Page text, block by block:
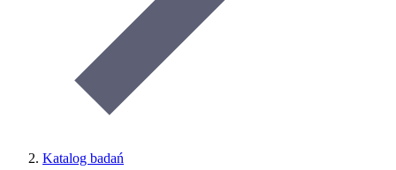
Katalog badań